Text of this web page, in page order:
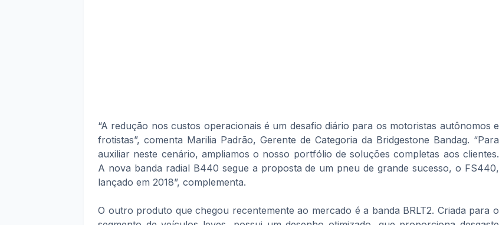
“A redução nos custos operacionais é um desafio diário para os motoristas autônomos e
frotistas”, comenta Marilia Padrão, Gerente de Categoria da Bridgestone Bandag. “Para
auxiliar neste cenário, ampliamos o nosso portfólio de soluções completas aos clientes.
A nova banda radial B440 segue a proposta de um pneu de grande sucesso, o FS440,
lançado em 2018”, complementa.
O outro produto que chegou recentemente ao mercado é a banda BRLT2. Criada para o